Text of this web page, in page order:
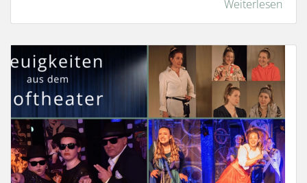
Weiterlesen